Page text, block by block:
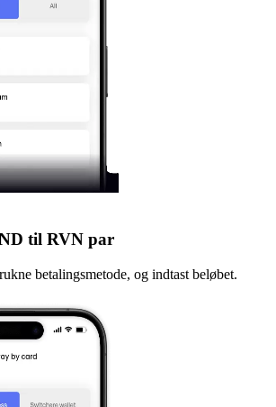
til RVN par
betalingsmetode, og indtast beløbet.